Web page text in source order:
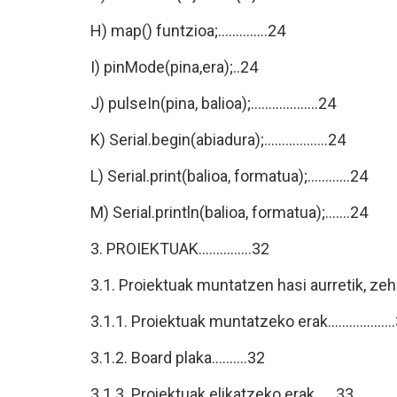
H) map() funtzioa;..............24
I) pinMode(pina,era);..24
J) pulseIn(pina, balioa);...................24
K) Serial.begin(abiadura);..................24
L) Serial.print(balioa, formatua);............24
M) Serial.println(balioa, formatua);.......24
3. PROIEKTUAK...............32
3.1. Proiektuak muntatzen hasi aurretik,
3.1.1. Proiektuak muntatzeko
3.1.2. Board plaka..........32